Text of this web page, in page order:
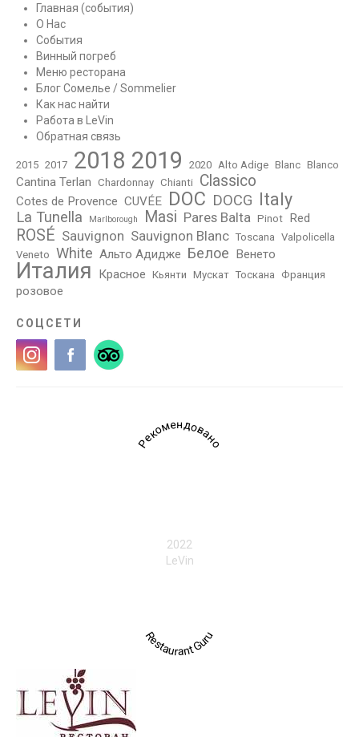
Главная (события)
О Нас
События
Винный погреб
Меню ресторана
Блог Сомелье / Sommelier
Как нас найти
Работа в LeVin
Обратная связь
2015 2017 2018 2019 2020 Alto Adige Blanc Blanco
Cantina Terlan Chardonnay Chianti Classico
Cotes de Provence CUVÉE DOC DOCG Italy
La Tunella Marlborough Masi Pares Balta Pinot Red
ROSÉ Sauvignon Sauvignon Blanc Toscana Valpolicella
Veneto White Альто Адидже Белое Венето
Италия Красное Кьянти Мускат Тоскана Франция
розовое
СОЦСЕТИ
Рекомендовано
2022
LeVin
Restaurant Guru